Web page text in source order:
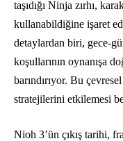
taşıdığı Ninja zırhı,
kullanabildiğine işaret
detaylardan biri, gece-
koşullarının oynanışa
barındırıyor. Bu
stratejilerini etkilemesi
Nioh 3’ün çıkış tarihi,